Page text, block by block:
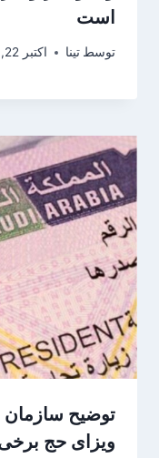
است
توسط تینا اکتبر 22, 2025
توضیح سازمان
ویزای حج برخی